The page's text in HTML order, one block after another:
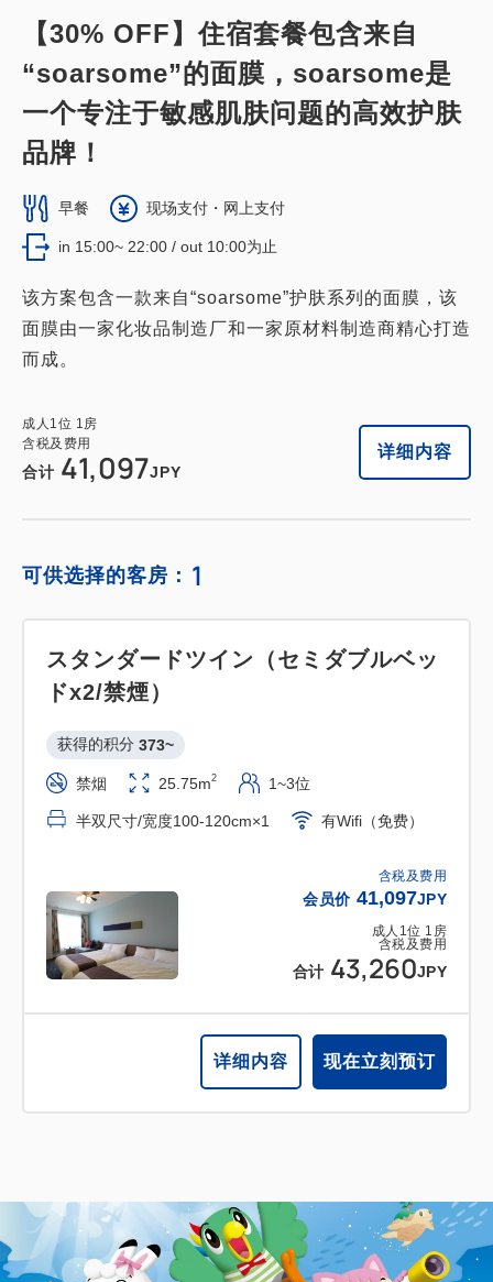
【30% OFF】住宿套餐包含来自
“soarsome”的面膜，soarsome是
一个专注于敏感肌肤问题的高效护肤
品牌！
早餐 现场支付・网上支付
in 15:00~ 22:00 / out 10:00为止
该方案包含一款来自“soarsome”护肤系列的面膜，该
面膜由一家化妆品制造厂和一家原材料制造商精心打造
而成。
成人 1 位 1 房
含税及费用
合计 41,097JPY
详细内容
可供选择的客房： 1
含税及费用
会员价 41,097JPY
成人 1 位 1 房
含税及费用
合计 43,260JPY
スタンダードツイン（セミダブルベッ
ドx2/禁煙）
获得的积分 373~
禁烟 25.75m2 1~3位
半双尺寸/宽度100-120cm×1 有Wifi（免费）
详细内容 现在立刻预订